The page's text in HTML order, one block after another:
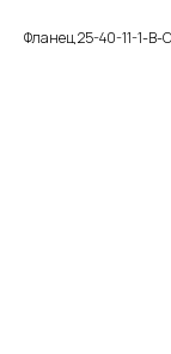
Фланец 25-40-11-1-В-